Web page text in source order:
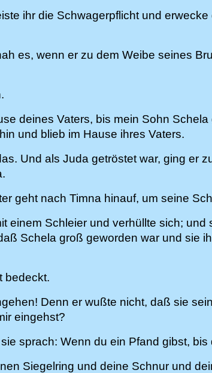
ihr die Schwagerpflicht und erwecke
es, wenn er zu dem Weibe seines
deines Vaters, bis mein Sohn
und blieb im Hause ihres Vaters.
Und als Juda getröstet war, ging er
geht nach Timna hinauf, um seine
einem Schleier und verhüllte sich; und
Schela groß geworden war und sie
bedeckt.
Denn er wußte nicht, daß sie
eingehst?
sprach: Wenn du ein Pfand gibst, bis
Siegelring und deine Schnur und